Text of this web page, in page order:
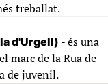
treballat.
d'Urgell) - és una
marc de la Rua de
de juvenil.